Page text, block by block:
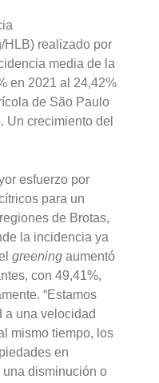
HLB) realizado por
media de la
en 2021 al 24,42%
de São Paulo
Un crecimiento del
esfuerzo por
para un
de Brotas,
la incidencia ya
greening aumentó
con 49,41%,
“Estamos
a una velocidad
mismo tiempo, los
en
disminución o